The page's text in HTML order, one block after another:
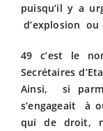
puisqu’il y a
d’explosion ou
49 c’est le
Secrétaires
Ainsi, si
s’engageait à
qui de droit,